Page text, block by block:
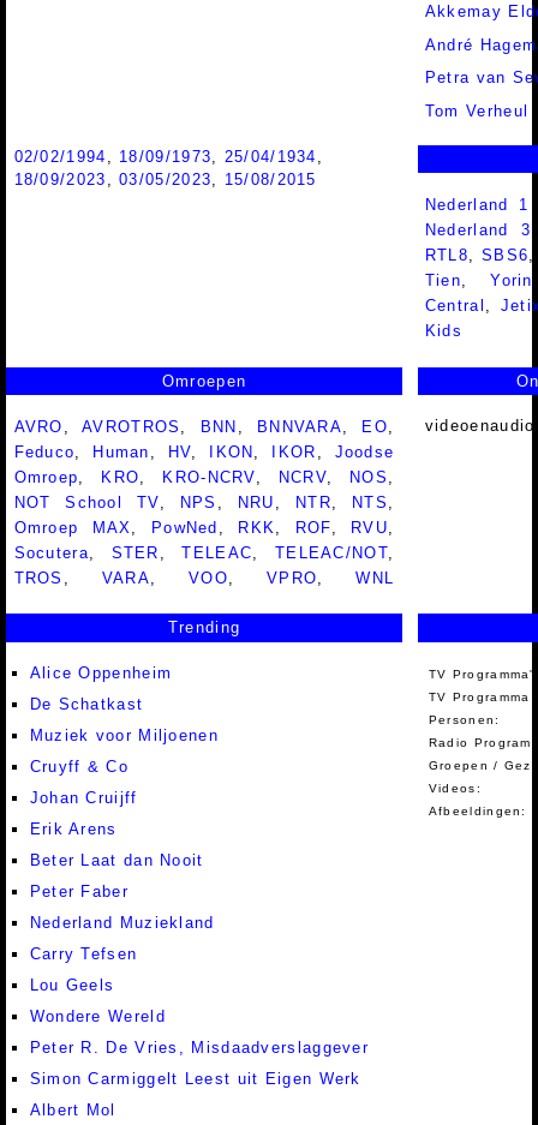
Akkemay
André
Petra van
Tom Verheul
02/02/1994 18/09/1973 25/04/1934
18/09/2023 ,03/05/2023
15/08/2015
Nederland
Nederland
RTL8,SBS6
Tien,Yorin
Central ,
Kids
Omroepen
AVRO ,AVROTROS BNN BNNVARA EO
Feduco
Human HV IKON IKOR
Joodse
Omroep
KRO KRO-NCRV NCRV NOS
NOT School TV
NPS NRU NTR NTS
Omroep MAX
PowNed RKK ROF RVU
Socutera
STER ,TELEAC TELEAC/NOT
TROS
VARA ,VOO ,VPRO ,WNL
Trending
Alice Oppenheim
De Schatkast
Muziek voor Miljoenen
Cruyff & Co
Johan Cruijff
Erik Arens
Beter Laat dan Nooit
Peter Faber
Nederland Muziekland
Carry Tefsen
Lou Geels
Wondere Wereld
Peter R. De Vries, Misdaadverslaggever
Simon Carmiggelt Leest uit Eigen Werk
Albert Mol
TV
TV Programma
Personen:
Radio
Groepen /
Videos:
Afbeeldingen: